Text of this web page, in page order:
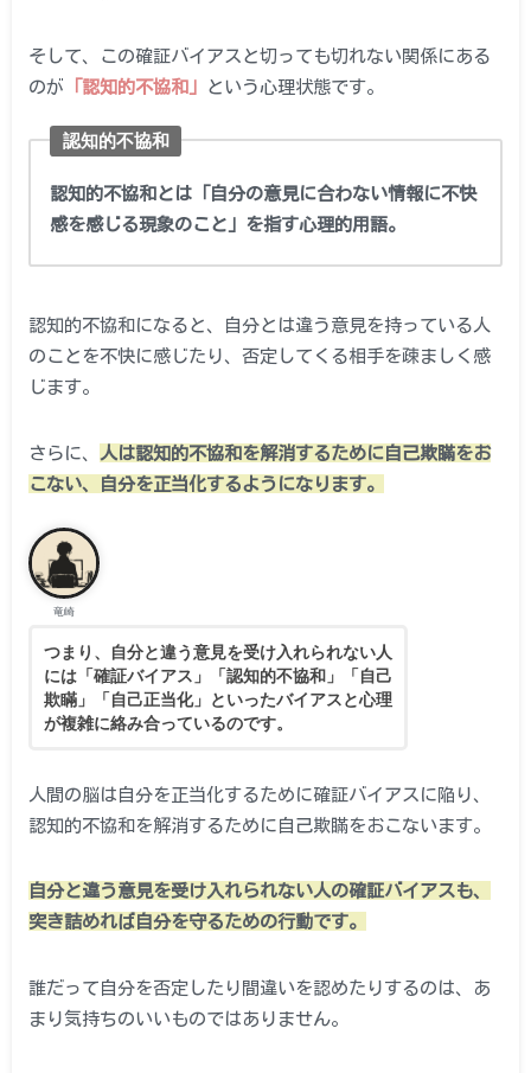
そして、この確証バイアスと切っても切れない関係にある
のが 「認知的不協和」 という心理状態です。
認知的不協和
認知的不協和とは「自分の意見に合わない情報に不快
感を感じる現象のこと」を指す心理的用語。
認知的不協和になると、自分とは違う意見を持っている人
のことを不快に感じたり、否定してくる相手を疎ましく感
じます。
さらに、
人は認知的不協和を解消するために自己欺瞞をお
こない、自分を正当化するようになります。
竜崎
つまり、自分と違う意見を受け入れられない人
には「確証バイアス」「認知的不協和」「自己
欺瞞」「自己正当化」といったバイアスと心理
が複雑に絡み合っているのです。
人間の脳は自分を正当化するために確証バイアスに陥り、
認知的不協和を解消するために自己欺瞞をおこないます。
自分と違う意見を受け入れられない人の確証バイアスも、
突き詰めれば自分を守るための行動です。
誰だって自分を否定したり間違いを認めたりするのは、あ
まり気持ちのいいものではありません。